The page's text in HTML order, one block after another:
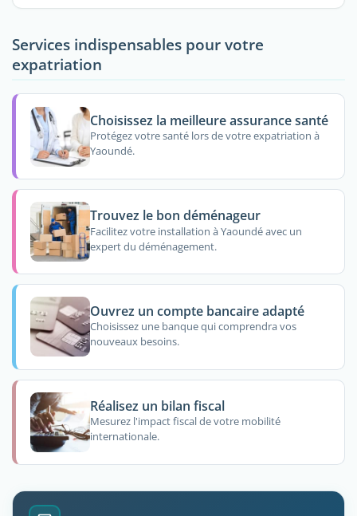
Services indispensables pour votre
expatriation
Choisissez la meilleure assurance santé
Protégez votre santé lors de votre expatriation à
Yaoundé.
Trouvez le bon déménageur
Facilitez votre installation à Yaoundé avec un
expert du déménagement.
Ouvrez un compte bancaire adapté
Choisissez une banque qui comprendra vos
nouveaux besoins.
Réalisez un bilan fiscal
Mesurez l'impact fiscal de votre mobilité
internationale.